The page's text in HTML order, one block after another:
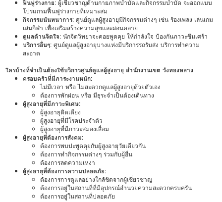
ฟื้นฟูร่างกาย: ผู้เชี่ยวชาญด้านกายภาพบำบัดและกิจกรรมบำบัด จะออกแบบ
โปรแกรมฟื้นฟูร่างกายที่เหมาะสม
กิจกรรมนันทนาการ: ศูนย์ดูแลผู้สูงอายุมีกิจกรรมต่างๆ เช่น ร้องเพลง เล่นเกม
เล่นกีฬา เพื่อเสริมสร้างความสุขและผ่อนคลาย
ดูแลด้านจิตใจ: นักจิตวิทยาจะคอยพูดคุย ให้กำลังใจ ป้องกันภาวะซึมเศร้า
บริการอื่นๆ: ศูนย์ดูแลผู้สูงอายุบางแห่งมีบริการรถรับส่ง บริการทำความ
สะอาด
ใครบ้างที่จำเป็นต้องใช้บริการศูนย์ดูแลผู้สูงอายุ สำนักงานเขต วังทองหลาง
ครอบครัวที่มีภาระงานหนัก:
ไม่มีเวลา หรือ ไม่สะดวกดูแลผู้สูงอายุด้วยตัวเอง
ต้องการพักผ่อน หรือ มีธุระจำเป็นต้องเดินทาง
ผู้สูงอายุที่มีภาวะพิเศษ:
ผู้สูงอายุติดเตียง
ผู้สูงอายุที่มีโรคประจำตัว
ผู้สูงอายุที่มีภาวะสมองเสื่อม
ผู้สูงอายุที่ต้องการสังคม:
ต้องการพบปะพูดคุยกับผู้สูงอายุวัยเดียวกัน
ต้องการทำกิจกรรมต่างๆ ร่วมกับผู้อื่น
ต้องการลดความเหงา
ผู้สูงอายุที่ต้องการความปลอดภัย:
ต้องการการดูแลอย่างใกล้ชิดจากผู้เชี่ยวชาญ
ต้องการอยู่ในสถานที่ที่มีอุปกรณ์อำนวยความสะดวกครบครัน
ต้องการอยู่ในสถานที่ปลอดภัย